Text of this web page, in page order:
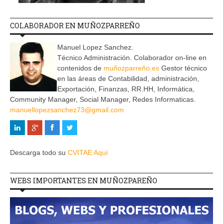
COLABORADOR EN MUÑOZPARREÑO
Manuel Lopez Sanchez.
Técnico Administración. Colaborador on-line en
contenidos de muñozparreño.es Gestor técnico
en las áreas de Contabilidad, administración,
Exportación, Finanzas, RR.HH, Informática,
Community Manager, Social Manager, Redes Informaticas.
manuellopezsanchez73@gmail.com
Descarga todo su CVITAE Aquí
WEBS IMPORTANTES EN MUÑOZPAREÑO